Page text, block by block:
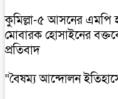
কুমিল্লা-৫ আসনের এমপি
মোবারক হোসাইনের
প্রতিবাদ
“বৈষম্য আন্দোলন